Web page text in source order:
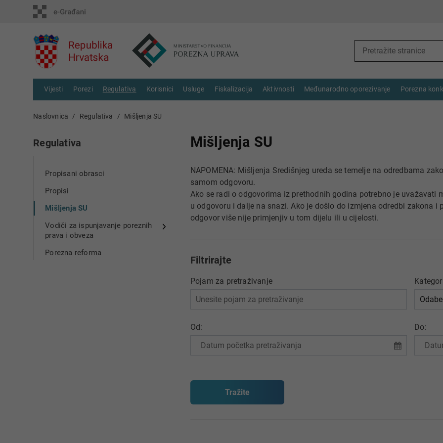
Vijesti Porezi Regulativa Korisnici Usluge Fiskalizacija Aktivnosti Međunarodno oporezivanje Porezna
Naslovnica Regulativa Mišljenja SU
Regulativa
Propisani obrasci
Propisi
Mišljenja SU
Vodiči za ispunjavanje poreznih
prava i obveza
Porezna reforma
Mišljenja SU
NAPOMENA: Mišljenja Središnjeg ureda se temelje na odredbama
samom odgovoru.
Ako se radi o odgovorima iz prethodnih godina potrebno je uvažavati
u odgovoru i dalje na snazi. Ako je došlo do izmjena odredbi zakona
odgovor više nije primjenjiv u tom dijelu ili u cijelosti.
Filtrirajte
Pojam za pretraživanje
Od: Do: